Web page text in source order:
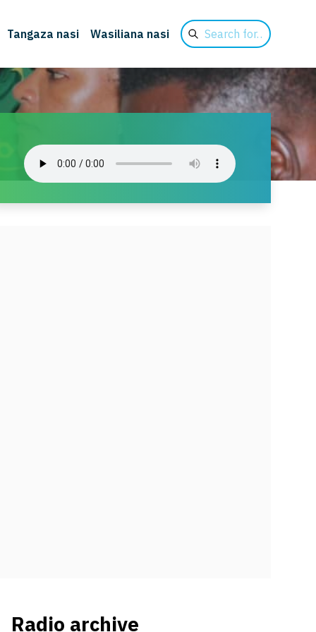
Tangaza nasi Wasiliana nasi
Search
for
Radio archive